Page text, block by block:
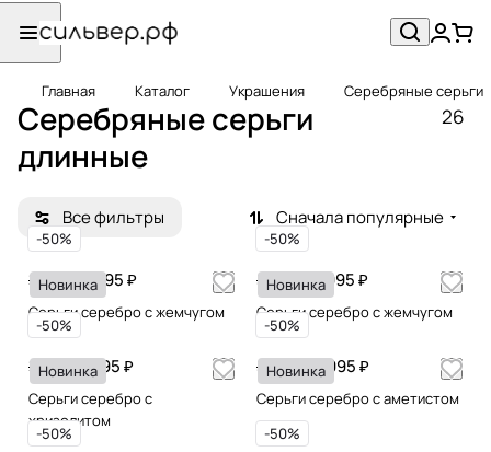
Главная Каталог Украшения Серебряные серьги
Серебряные серьги
длинные
26
Все фильтры Сначала популярные
Новинка
-50%
19 995 ₽
39 990
Серьги серебро с жемчугом
Новинка
-50%
27 995 ₽
55 990
Серьги серебро с жемчугом
Новинка
-50%
17 395 ₽
34 790
Серьги серебро с
хризолитом
Новинка
-50%
29 995 ₽
59 990
Серьги серебро с аметистом
-50% -50%